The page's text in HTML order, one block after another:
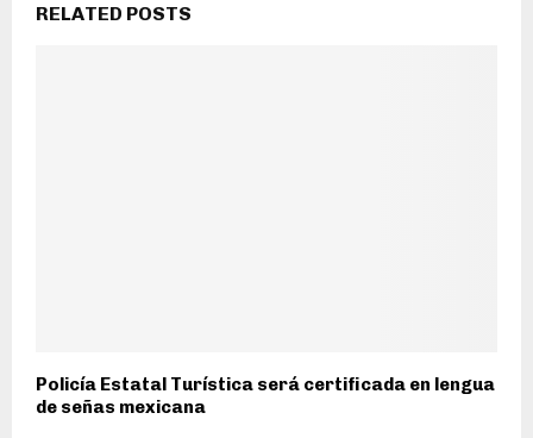
RELATED POSTS
Policía Estatal Turística será certificada en lengua
de señas mexicana